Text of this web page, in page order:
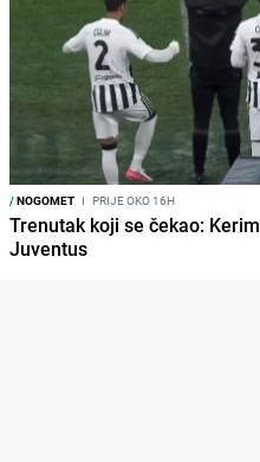
/NOGOMET I PRIJE OKO 16H
Trenutak koji se čekao:
Juventus